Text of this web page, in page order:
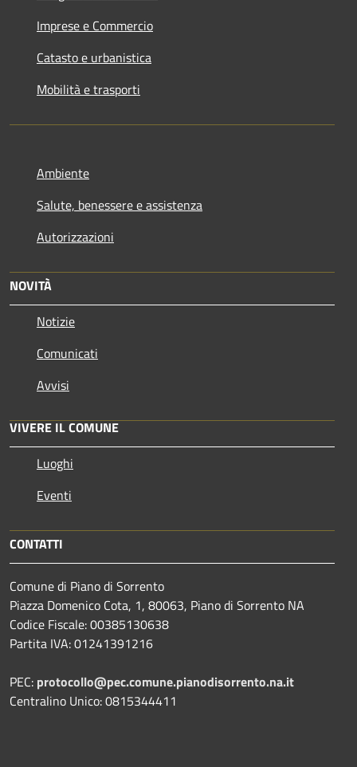
Imprese e Commercio
Catasto e urbanistica
Mobilità e trasporti
Ambiente
Salute, benessere e assistenza
Autorizzazioni
NOVITÀ
Notizie
Comunicati
Avvisi
VIVERE IL COMUNE
Luoghi
Eventi
CONTATTI
Comune di Piano di Sorrento
Piazza Domenico Cota, 1, 80063, Piano di Sorrento NA
Codice Fiscale: 00385130638
Partita IVA: 01241391216
PEC: protocollo@pec.comune.pianodisorrento.na.it
Centralino Unico: 0815344411